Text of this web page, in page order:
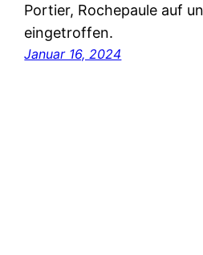
Portier, Rochepaule auf
eingetroffen.
Januar 16, 2024